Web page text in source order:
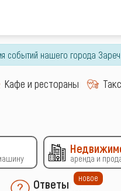
нашего города
Кафе и рестораны
аренда и
Ответы новое